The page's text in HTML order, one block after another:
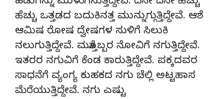
ಹೆಚ್ಚು ಒತ್ತಡದ ಬದುಕಿನತ್ತ ಮುನ್ನುಗ್ಗುತ್ತಿದ್ದೇವೆ. ಆಶೆ
ಆಮಿಷ ರೋಷ ದ್ವೇಷಗಳ ಸುಳಿಗೆ ಸಿಲುಕಿ
ನಲುಗುತ್ತಿದ್ದೇವೆ. ಮತ್ತೊಬ್ಬರ ನೋವಿಗೆ ನಗುತ್ತಿದ್ದೇವೆ.
ಇತರರ ನಗುವಿಗೆ ಕೆಂಡ ಕಾರುತ್ತಿದ್ದೇವೆ. ಪಕ್ಕದವರ
ಸಾಧನೆಗೆ ವ್ಯಂಗ್ಯ ಕುಹಕದ ನಗು ಚೆಲ್ಲಿ ಅಟ್ಟಹಾಸ
ಮೆರೆಯುತ್ತಿದ್ದೇವೆ. ನಗು ಎಷ್ಟು